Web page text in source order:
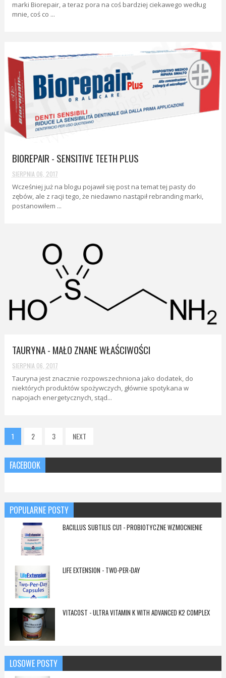
marki Biorepair, a teraz pora na coś bardziej ciekawego według
mnie, coś co ...
BIOREPAIR - SENSITIVE TEETH PLUS
SIERPNIA 06, 2017
Wcześniej już na blogu pojawił się post na temat tej pasty do
zębów, ale z racji tego, że niedawno nastąpił rebranding marki,
postanowiłem ...
TAURYNA - MAŁO ZNANE WŁAŚCIWOŚCI
SIERPNIA 06, 2017
Tauryna jest znacznie rozpowszechniona jako dodatek, do
niektórych produktów spożywczych, głównie spotykana w
napojach energetycznych, stąd...
1 2 3 NEXT
FACEBOOK
POPULARNE POSTY
BACILLUS SUBTILIS CU1 - PROBIOTYCZNE WZMOCNIENIE
LIFE EXTENSION - TWO-PER-DAY
VITACOST - ULTRA VITAMIN K WITH ADVANCED K2 COMPLEX
LOSOWE POSTY